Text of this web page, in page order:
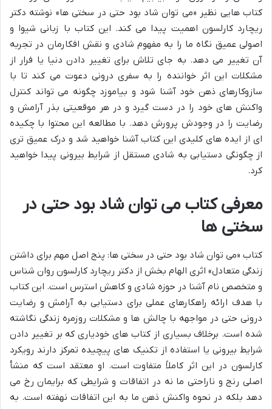
کتاب هایی نظیر «می توان شاد بود حتی در سختی ها» نوشته دکتر
ریچارد کارلسون اهمیت پیدا می کند. این کتاب با زبانی شیوا و
اصولی عمیق نگاه ما را به مفهوم شادی و نقش افکارمان در تجربه
آن تغییر می دهد. به جای تلاش برای تغییر دادن دنیا یا فرار از
مشکلات این اثر خواننده را به سفری درونی دعوت می کند تا با
سازوکارهای ذهن خود آشنا شود و بیاموزد چگونه می تواند کنترل
واکنش های خود را در دست گیرد و در هر موقعیتی بذر آرامش و
رضایت را در وجودش پرورش دهد. با مطالعه این محتوا با چکیده
ای از ایده های کلیدی این کتاب آشنا خواهید شد و درک عمیق تری
از چگونگی دستیابی به شادی مستقل از شرایط بیرونی پیدا خواهید
کرد.
معرفی کتاب می توان شاد بود حتی در
سختی ها
کتاب «می توان شاد بود حتی در سختی ها: پنج اصل مهم برای داشتن
زندگی متعادل» اثری الهام بخش از دکتر ریچارد کارلسون روان شناس
و متخصص نام آشنا در حوزه شادی و کاهش استرس است. این کتاب
با هدف ارائه راهکارهای عملی برای دستیابی به آرامش و رضایت
درونی حتی در مواجهه با چالش ها و مشکلات روزمره زندگی نگاشته
شده است. برخلاف بسیاری از کتاب های خودیاری که بر تغییر دادن
شرایط بیرونی یا استفاده از تکنیک های پیچیده تمرکز دارند رویکرد
کارلسون در این اثر کاملاً متفاوت است. او معتقد است که منشأ
اصلی رنج و ناراحتی ما نه در اتفاقات و شرایطی که برایمان رخ می
دهد بلکه در نحوه واکنش ذهن ما به این اتفاقات نهفته است. به